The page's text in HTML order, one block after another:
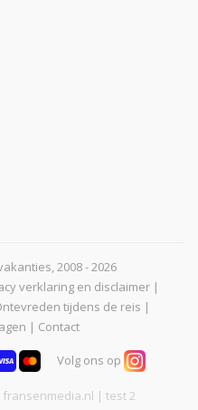
2008 - 2026
verklaring en disclaimer |
tijdens de reis |
| Contact
Volg ons op
fransenmedia.nl | test 2